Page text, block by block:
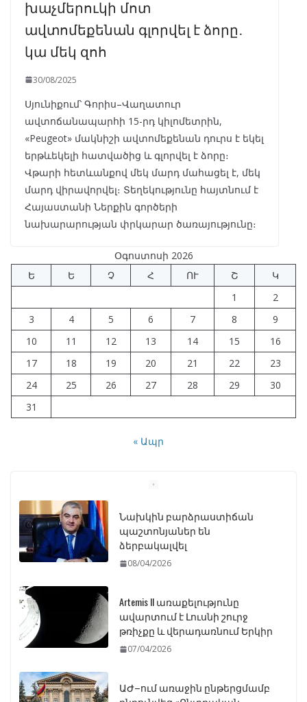
խաչմերուկի մոտ
ավտոմեքենան գլորվել է ձորը․
կա մեկ զոհ
30/08/2025
Սյունիքում՝ Գորիս–Վաղատուր
ավտոճանապարհի 15-րդ կիլոմետրին,
«Peugeot» մակնիշի ավտոմեքենան դուրս է եկել
երթևեկելի հատվածից և գլորվել է ձորը։
Վթարի հետևանքով մեկ մարդ մահացել է, մեկ
մարդ վիրավորվել։ Տեղեկությունը հայտնում է
Հայաստանի Ներքին գործերի
նախարարության փրկարար ծառայությունը։
Օգոստոսի 2026
Ե
Ե Չ Հ ՈՒ Շ
Կ
1
2
3
4 5 6 7 8
9
10
11 12 13 14 15
16
17
18 19 20 21 22
23
24
25 26 27 28 29
30
31
« Ապր
Նախկին բարձրաստիճան
պաշտոնյաներ են
ձերբակալվել
08/04/2026
Artemis II առաքելությունը
ավարտում է Լուսնի շուրջ
թռիչքը և վերադառնում Երկիր
07/04/2026
ԱԺ–ում առաջին ընթերցմամբ